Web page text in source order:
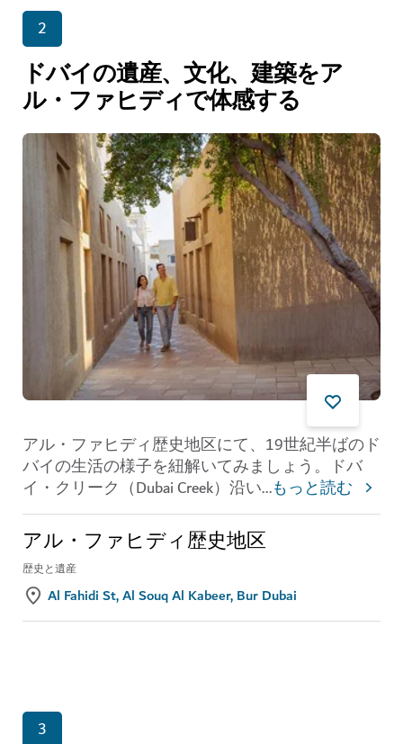
2
ドバイの遺産、文化、建築をア
ル・ファヒディで体感する
アル・ファヒディ歴史地区にて、19世紀半ばのド
バイの生活の様子を紐解いてみましょう。ドバ
イ・クリーク（Dubai Creek）沿い...もっと読む
アル・ファヒディ歴史地区
歴史と遺産
Al Fahidi St, Al Souq Al Kabeer, Bur Dubai
3